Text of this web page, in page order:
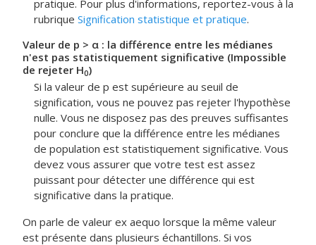
pratique. Pour plus d'informations, reportez-vous à la
rubrique Signification statistique et pratique.
Valeur de p > α : la différence entre les médianes
n'est pas statistiquement significative (Impossible
de rejeter H0)
Si la valeur de p est supérieure au seuil de
signification, vous ne pouvez pas rejeter l'hypothèse
nulle. Vous ne disposez pas des preuves suffisantes
pour conclure que la différence entre les médianes
de population est statistiquement significative. Vous
devez vous assurer que votre test est assez
puissant pour détecter une différence qui est
significative dans la pratique.
On parle de valeur ex aequo lorsque la même valeur
est présente dans plusieurs échantillons. Si vos